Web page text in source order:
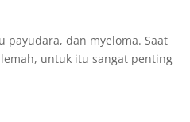
payudara, dan myeloma. Saat
untuk itu sangat penting